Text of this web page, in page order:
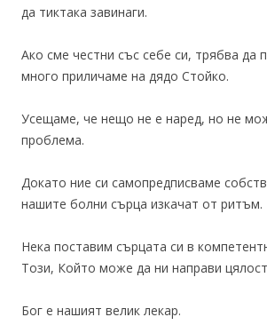
да тиктака завинаги.
Ако сме честни със себе си, трябва да
много приличаме на дядо Стойко.
Усещаме, че нещо не е наред, но не
проблема.
Докато ние си самопредписваме
нашите болни сърца изкачат от ритъм.
Нека поставим сърцата си в
Този, Който може да ни направи
Бог е нашият велик лекар.